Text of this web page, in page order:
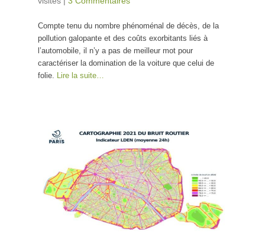
Compte tenu du nombre phénoménal de décès, de la
pollution galopante et des coûts exorbitants liés à
l’automobile, il n’y a pas de meilleur mot pour
caractériser la domination de la voiture que celui de
folie. Lire la suite…